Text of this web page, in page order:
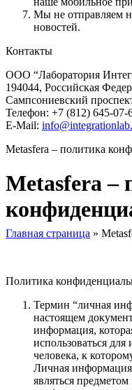
Мы не отправляем
новостей.
Контакты
ООО “Лаборатория
194044, Российская
Сампсониевский
Телефон: +7 (812) 645-07-
E-Mail:
Metasfera – политика
Metasfera –
Главная страница »
Политика
Термин “личная
настоящем
информация,
использоваться
человека, к
Личная
являться